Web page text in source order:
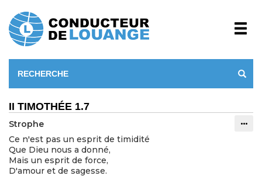
II TIMOTHÉE 1.7
Strophe
Ce n'est pas un esprit de timidité
Que Dieu nous a donné,
Mais un esprit de force,
D'amour et de sagesse.